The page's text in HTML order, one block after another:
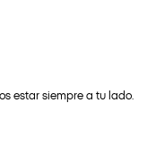
estar siempre a tu lado.